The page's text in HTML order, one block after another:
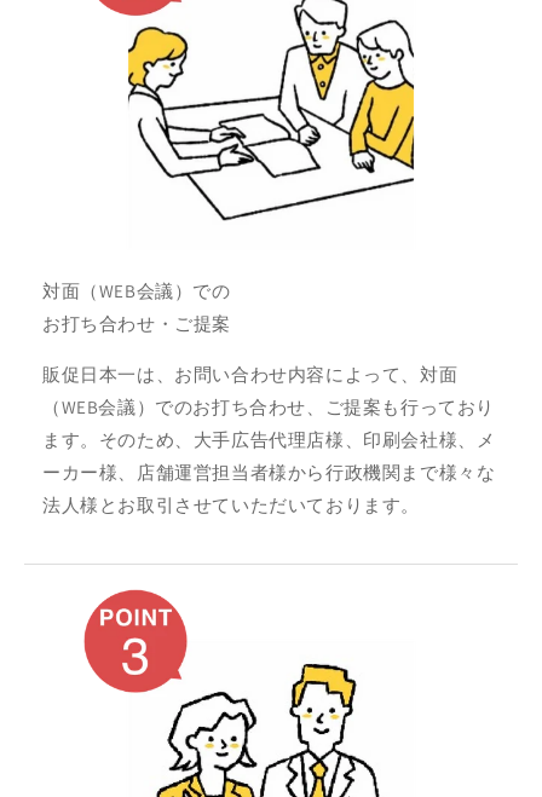
対面（WEB会議）での
お打ち合わせ・ご提案
販促日本一は、お問い合わせ内容によって、対面
（WEB会議）でのお打ち合わせ、ご提案も行っており
ます。そのため、大手広告代理店様、印刷会社様、メ
ーカー様、店舗運営担当者様から行政機関まで様々な
法人様とお取引させていただいております。